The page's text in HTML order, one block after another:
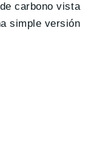
carbono vista
simple versión